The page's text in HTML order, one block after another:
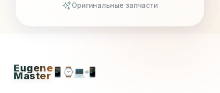
Оригинальные запчасти
Eugene
Master📱 ⌚💻📲